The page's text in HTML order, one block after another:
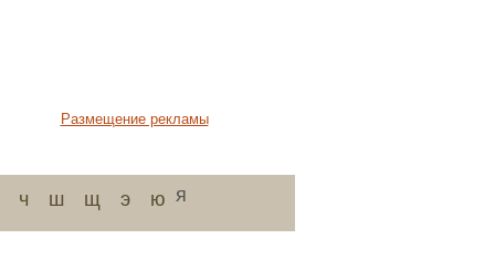
Размещение рекламы
ч ш щ э ю я